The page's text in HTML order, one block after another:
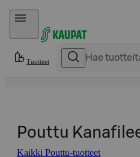
Hyppää sisältöön
Tuotteet
Pouttu
Kaikki Pouttu-tuotteet